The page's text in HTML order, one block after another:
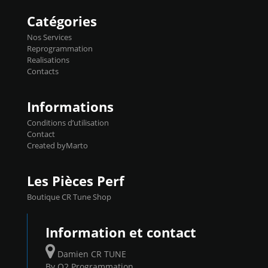
précise et performante. Vous pourrez
basculer de la carto sans plomb à Ethanol à
l'aide du flashpro OPTION ECONOMIQUES
Reprog SP 98 sur le calculateur d'origine
450€ TTC Un gain d'environ 10cv et 15nm
Catégories
Nos Services
Reprogrammation
Realisations
Contacts
Informations
Conditions d’utilisation
Contact
Created byMarto
Les Pièces Perf
Boutique CR Tune Shop
Information et contact
Damien CR TUNE